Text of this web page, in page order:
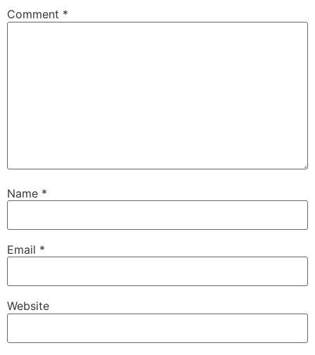
Comment *
Name *
Email *
Website